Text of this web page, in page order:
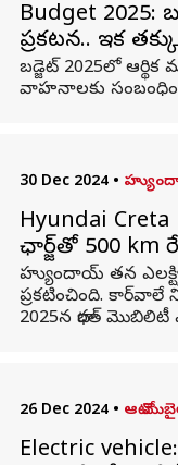
Budget 2025:
ప్రకటన.. ఇక
బడ్జెట్‌ 2025లో
వాహనాలకు
30 Dec 2024 •
Hyundai
ఛార్జ్‌తో 500
హ్యుందాయ్ తన
ప్రకటించింది.
2025న భారత్ మొబిలిటీ
26 Dec 2024 • ఆటో
Electric